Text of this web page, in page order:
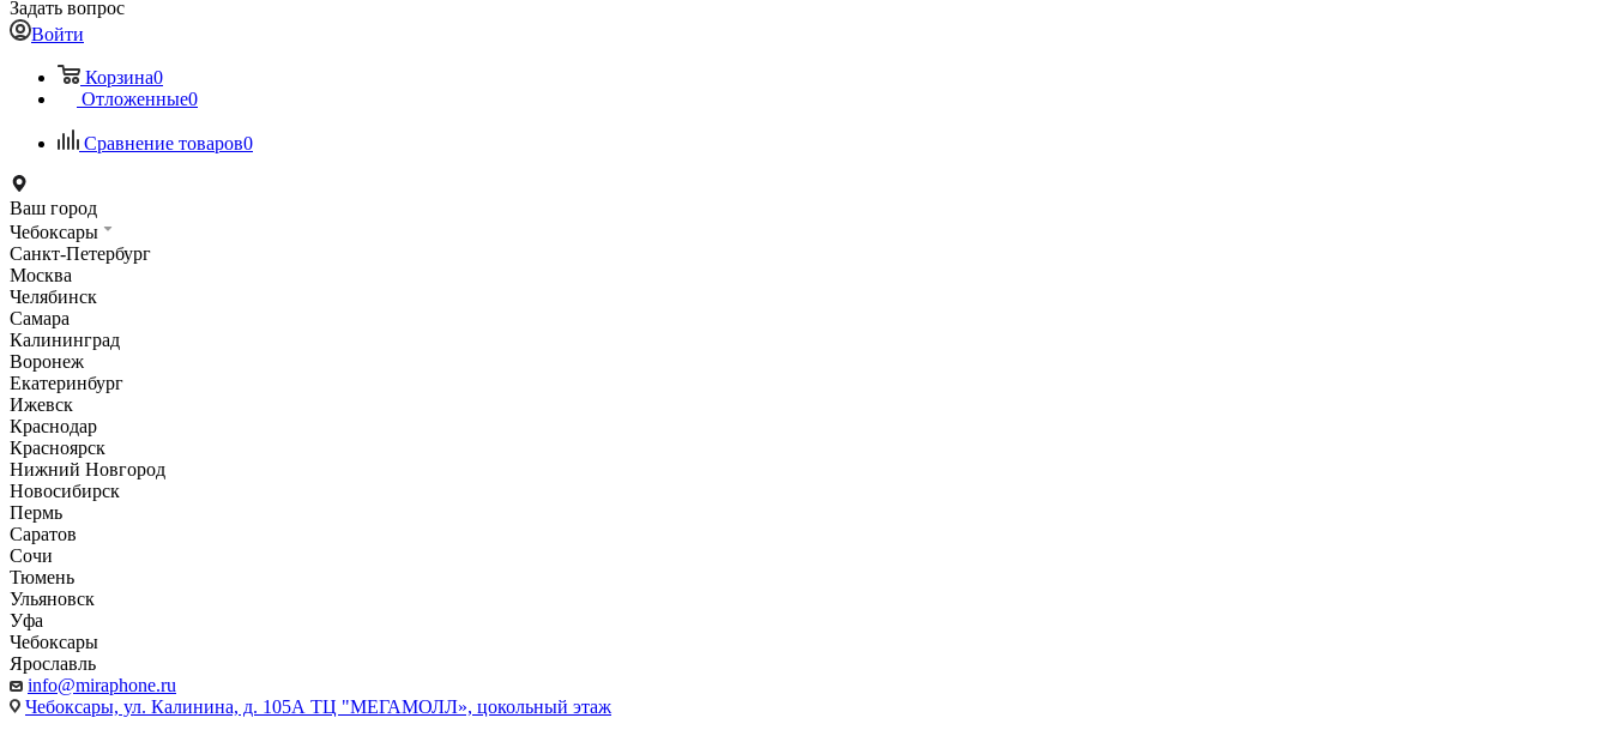
Задать вопрос
Войти
Корзина0
Отложенные0
Сравнение товаров0
Ваш город
Чебоксары
Санкт-Петербург
Москва
Челябинск
Самара
Калининград
Воронеж
Екатеринбург
Ижевск
Краснодар
Красноярск
Нижний Новгород
Новосибирск
Пермь
Саратов
Сочи
Тюмень
Ульяновск
Уфа
Чебоксары
Ярославль
info@miraphone.ru
Чебоксары, ул. Калинина, д. 105А ТЦ "МЕГАМОЛЛ», цокольный этаж